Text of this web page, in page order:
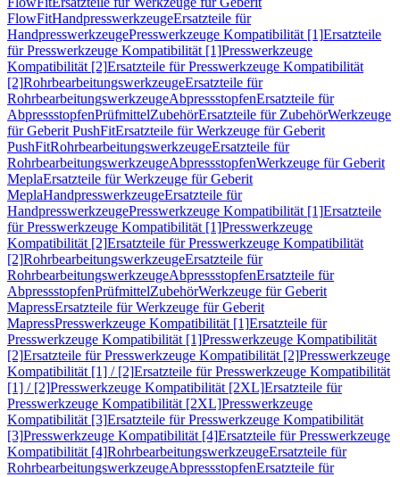
FlowFitHandpresswerkzeugeErsatzteile für
HandpresswerkzeugePresswerkzeuge Kompatibilität [1]Ersatzteile
für Presswerkzeuge Kompatibilität [1]Presswerkzeuge
Kompatibilität [2]Ersatzteile für Presswerkzeuge Kompatibilität
[2]RohrbearbeitungswerkzeugeErsatzteile für
RohrbearbeitungswerkzeugeAbpressstopfenErsatzteile für
AbpressstopfenPrüfmittelZubehörErsatzteile für ZubehörWerkzeuge
für Geberit PushFitErsatzteile für Werkzeuge für Geberit
PushFitRohrbearbeitungswerkzeugeErsatzteile für
RohrbearbeitungswerkzeugeAbpressstopfenWerkzeuge für Geberit
MeplaErsatzteile für Werkzeuge für Geberit
MeplaHandpresswerkzeugeErsatzteile für
HandpresswerkzeugePresswerkzeuge Kompatibilität [1]Ersatzteile
für Presswerkzeuge Kompatibilität [1]Presswerkzeuge
Kompatibilität [2]Ersatzteile für Presswerkzeuge Kompatibilität
[2]RohrbearbeitungswerkzeugeErsatzteile für
RohrbearbeitungswerkzeugeAbpressstopfenErsatzteile für
AbpressstopfenPrüfmittelZubehörWerkzeuge für Geberit
MapressErsatzteile für Werkzeuge für Geberit
MapressPresswerkzeuge Kompatibilität [1]Ersatzteile für
Presswerkzeuge Kompatibilität [1]Presswerkzeuge Kompatibilität
[2]Ersatzteile für Presswerkzeuge Kompatibilität [2]Presswerkzeuge
Kompatibilität [1] / [2]Ersatzteile für Presswerkzeuge Kompatibilität
[1] / [2]Presswerkzeuge Kompatibilität [2XL]Ersatzteile für
Presswerkzeuge Kompatibilität [2XL]Presswerkzeuge
Kompatibilität [3]Ersatzteile für Presswerkzeuge Kompatibilität
[3]Presswerkzeuge Kompatibilität [4]Ersatzteile für Presswerkzeuge
Kompatibilität [4]RohrbearbeitungswerkzeugeErsatzteile für
RohrbearbeitungswerkzeugeAbpressstopfenErsatzteile für